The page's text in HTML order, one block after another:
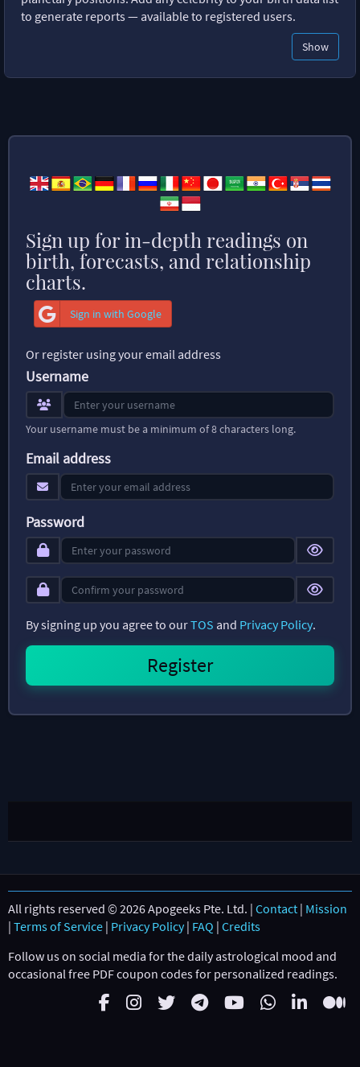
to generate reports — available to registered users.
Show
Sign up for in-depth readings on
birth, forecasts, and relationship
charts.
Sign in with Google
Or register using your email address
Username
Your username must be a minimum of 8 characters long.
Email address
Password
By signing up you agree to ourTOS and Privacy Policy.
All rights reserved © 2026 Apogeeks Pte. Ltd. | Contact | Mission
| Terms of Service | Privacy Policy| FAQ | Credits
Follow us on social media for the daily astrological mood and
occasional free PDF coupon codes for personalized readings.